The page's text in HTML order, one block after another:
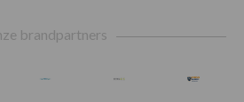
brandpartners